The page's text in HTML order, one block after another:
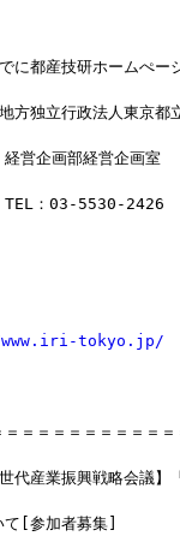
でに都産技研ホーム
方独立行政法人東京
経営企画室
2426　FAX
tokyo.jp/
＝＝＝＝＝＝＝＝＝＝
産業振興戦略会議】
加者募集]